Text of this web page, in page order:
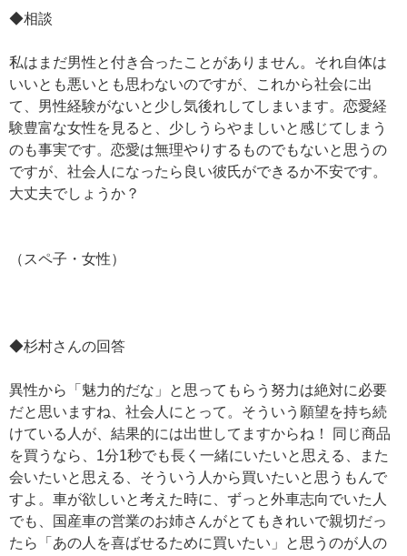
◆相談
私はまだ男性と付き合ったことがありません。それ自体は
いいとも悪いとも思わないのですが、これから社会に出
て、男性経験がないと少し気後れしてしまいます。恋愛経
験豊富な女性を見ると、少しうらやましいと感じてしまう
のも事実です。恋愛は無理やりするものでもないと思うの
ですが、社会人になったら良い彼氏ができるか不安です。
大丈夫でしょうか？
（スペ子・女性）
◆杉村さんの回答
異性から「魅力的だな」と思ってもらう努力は絶対に必要
だと思いますね、社会人にとって。そういう願望を持ち続
けている人が、結果的には出世してますからね！ 同じ商品
を買うなら、1分1秒でも長く一緒にいたいと思える、また
会いたいと思える、そういう人から買いたいと思うもんで
すよ。車が欲しいと考えた時に、ずっと外車志向でいた人
でも、国産車の営業のお姉さんがとてもきれいで親切だっ
たら「あの人を喜ばせるために買いたい」と思うのが人の